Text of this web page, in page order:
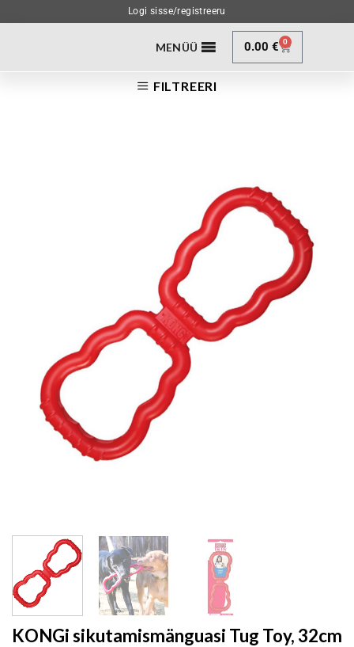
Logi sisse/registreeru
MENÜÜ 0.00€ 0
FILTREERI
KONGi sikutamismänguasi Tug Toy, 32cm